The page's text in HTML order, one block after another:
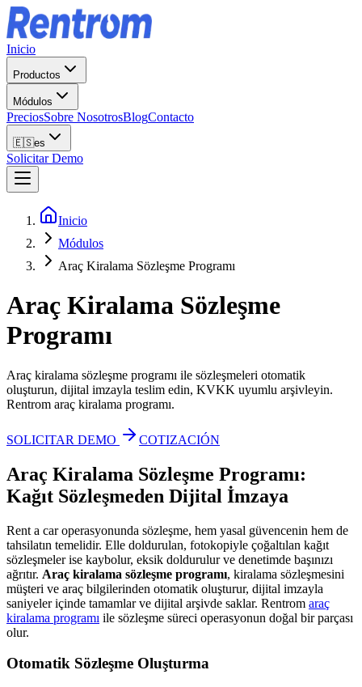
Inicio
Productos
Módulos
PreciosSobre NosotrosBlogContacto
🇪🇸es
Solicitar Demo
Inicio
Módulos
Araç Kiralama Sözleşme Programı
Araç Kiralama Sözleşme
Programı
Araç kiralama sözleşme programı ile sözleşmeleri otomatik
oluşturun, dijital imzayla teslim edin, KVKK uyumlu arşivleyin.
Rentrom araç kiralama programı.
SOLICITAR DEMO COTIZACIÓN
Araç Kiralama Sözleşme Programı:
Kağıt Sözleşmeden Dijital İmzaya
Rent a car operasyonunda sözleşme, hem yasal güvencenin hem de
tahsilatın temelidir. Elle doldurulan, fotokopiyle çoğaltılan kağıt
sözleşmeler ise kaybolur, eksik doldurulur ve denetimde başınızı
ağrıtır. Araç kiralama sözleşme programı, kiralama sözleşmesini
müşteri ve araç bilgilerinden otomatik oluşturur, dijital imzayla
saniyeler içinde tamamlar ve dijital arşivde saklar. Rentrom araç
kiralama programı ile sözleşme süreci operasyonun doğal bir parçası
olur.
Otomatik Sözleşme Oluşturma